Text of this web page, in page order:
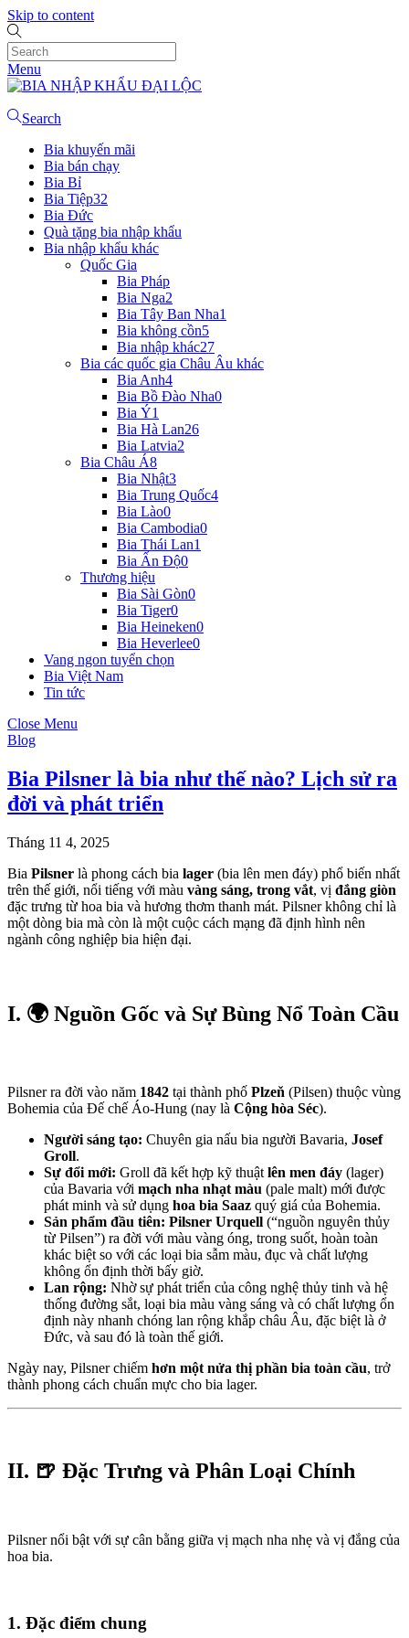
Skip to content
Menu
Search
Bia khuyến mãi
Bia bán chạy
Bia Bỉ
Bia Tiệp32
Bia Đức
Quà tặng bia nhập khẩu
Bia nhập khẩu khác
Quốc Gia
Bia Pháp
Bia Nga2
Bia Tây Ban Nha1
Bia không cồn5
Bia nhập khác27
Bia các quốc gia Châu Âu khác
Bia Anh4
Bia Bồ Đào Nha0
Bia Ý1
Bia Hà Lan26
Bia Latvia2
Bia Châu Á8
Bia Nhật3
Bia Trung Quốc4
Bia Lào0
Bia Cambodia0
Bia Thái Lan1
Bia Ấn Độ0
Thương hiệu
Bia Sài Gòn0
Bia Tiger0
Bia Heineken0
Bia Heverlee0
Vang ngon tuyển chọn
Bia Việt Nam
Tin tức
Close Menu
Blog
Bia Pilsner là bia như thế nào? Lịch sử ra
đời và phát triển
Tháng 11 4, 2025
Bia Pilsner là phong cách bia lager (bia lên men đáy) phổ biến nhất
trên thế giới, nổi tiếng với màu vàng sáng, trong vắt, vị đắng giòn
đặc trưng từ hoa bia và hương thơm thanh mát. Pilsner không chỉ là
một dòng bia mà còn là một cuộc cách mạng đã định hình nên
ngành công nghiệp bia hiện đại.
I. 🌍 Nguồn Gốc và Sự Bùng Nổ Toàn Cầu
Pilsner ra đời vào năm 1842 tại thành phố Plzeň (Pilsen) thuộc vùng
Bohemia của Đế chế Áo-Hung (nay là Cộng hòa Séc).
Người sáng tạo: Chuyên gia nấu bia người Bavaria, Josef
Groll.
Sự đổi mới: Groll đã kết hợp kỹ thuật lên men đáy (lager)
của Bavaria với mạch nha nhạt màu (pale malt) mới được
phát minh và sử dụng hoa bia Saaz quý giá của Bohemia.
Sản phẩm đầu tiên: Pilsner Urquell (“nguồn nguyên thủy
từ Pilsen”) ra đời với màu vàng óng, trong suốt, hoàn toàn
khác biệt so với các loại bia sẫm màu, đục và chất lượng
không ổn định thời bấy giờ.
Lan rộng: Nhờ sự phát triển của công nghệ thủy tinh và hệ
thống đường sắt, loại bia màu vàng sáng và có chất lượng ổn
định này nhanh chóng lan rộng khắp châu Âu, đặc biệt là ở
Đức, và sau đó là toàn thế giới.
Ngày nay, Pilsner chiếm hơn một nửa thị phần bia toàn cầu, trở
thành phong cách chuẩn mực cho bia lager.
II. 🍺 Đặc Trưng và Phân Loại Chính
Pilsner nổi bật với sự cân bằng giữa vị mạch nha nhẹ và vị đắng của
hoa bia.
1. Đặc điểm chung